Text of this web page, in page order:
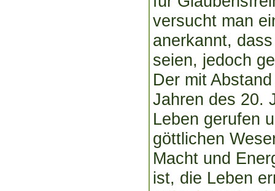
versucht man
anerkannt,
seien, jedoch
Der mit
Jahren des 20.
Leben gerufen
göttlichen
Macht und
ist, die Leben